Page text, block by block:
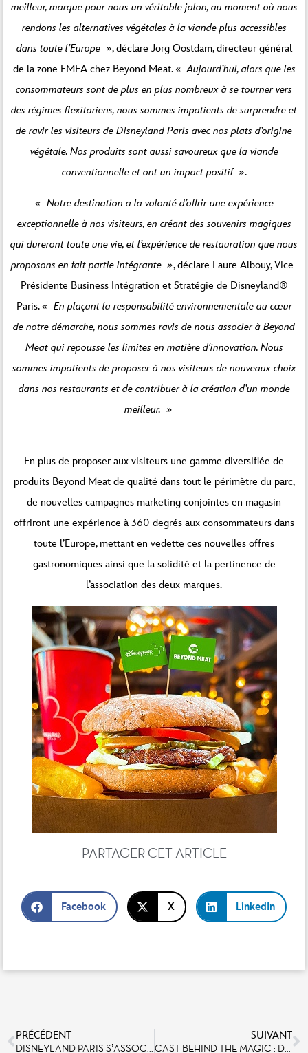
meilleur, marque pour nous un véritable jalon, au moment où nous
rendons les alternatives végétales à la viande plus accessibles
dans toute l’Europe», déclare Jorg Oostdam, directeur général
de la zone EMEA chez Beyond Meat. «Aujourd’hui, alors que les
consommateurs sont de plus en plus nombreux à se tourner vers
des régimes flexitariens, nous sommes impatients de surprendre et
de ravir les visiteurs de Disneyland Paris avec nos plats d’origine
végétale. Nos produits sont aussi savoureux que la viande
conventionnelle et ont un impact positif».
« Notre destination a la volonté d’offrir une expérience
exceptionnelle à nos visiteurs, en créant des souvenirs magiques
qui dureront toute une vie, et l’expérience de restauration que nous
proposons en fait partie intégrante », déclare Laure Albouy, Vice-
Présidente Business Intégration et Stratégie de Disneyland®
Paris.« En plaçant la responsabilité environnementale au cœur
de notre démarche, nous sommes ravis de nous associer à Beyond
Meat qui repousse les limites en matière d‘innovation. Nous
sommes impatients de proposer à nos visiteurs de nouveaux choix
dans nos restaurants et de contribuer à la création d’un monde
meilleur. »
En plus de proposer aux visiteurs une gamme diversifiée de
produits Beyond Meat de qualité dans tout le périmètre du parc,
de nouvelles campagnes marketing conjointes en magasin
offriront une expérience à 360 degrés aux consommateurs dans
toute l’Europe, mettant en vedette ces nouvelles offres
gastronomiques ainsi que la solidité et la pertinence de
l’association des deux marques.
PARTAGER CET ARTICLE
Facebook X LinkedIn
PRÉCÉDENT
DISNEYLAND PARIS S’ASSOCIE À ECOVIDRIO POUR UNE CAMPAGNE DE RECYCLAGE DU VERRE ET CRÉE UN CHÂTEAU DE VERRE EN ESPAGNE
SUIVANT
CAST BEHIND THE MAGIC : DÉCOUVREZ LE PORTRAIT DE ROMINA MOLINARO